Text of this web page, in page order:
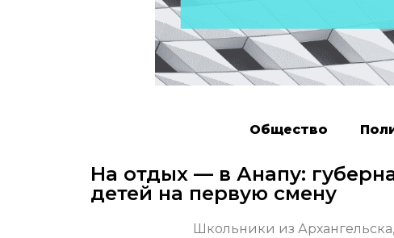
Общество
На отдых — в Анапу:
детей на первую смену
Школьники из